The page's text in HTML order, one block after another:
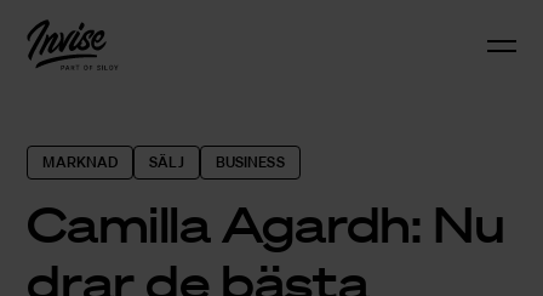
MARKNAD SÄLJ BUSINESS
Camilla Agardh: Nu
drar de bästa